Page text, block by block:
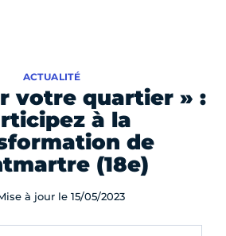
votre quartier » :
à la
de
(18e)
ACTUALITÉ
à jour le 15/05/2023